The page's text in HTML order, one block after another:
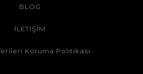
BLOG
İLETİŞİM
Koruma Politikası